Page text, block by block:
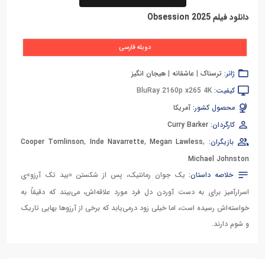
دانلود فیلم Obsession 2025
دوبله فارسی
ژانر: ترسناک | عاشقانه | هیجان انگیز
کیفیت: BluRay 2160p x265 4K
محصول کشور: آمریکا
کارگردان: Curry Barker
بازیگران:
Cooper Tomlinson, Inde Navarrette,Megan Lawless,
Michael Johnston
خلاصه داستان: یک جوان رمانتیک، پس از شکستن «بید تک آرزو»ی
اسرارآمیز برای به دست آوردن دل فرد مورد علاقه‌اش، می‌بیند که دقیقاً به
خواسته‌اش رسیده است، اما خیلی زود درمی‌یابد که برخی از آرزوها بهایی تاریک
و شوم دارند.